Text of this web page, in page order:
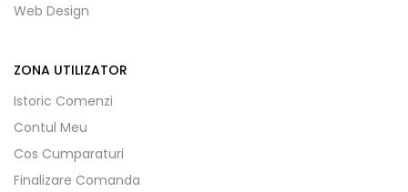
Web Design
ZONA UTILIZATOR
Istoric Comenzi
Contul Meu
Cos Cumparaturi
Finalizare Comanda